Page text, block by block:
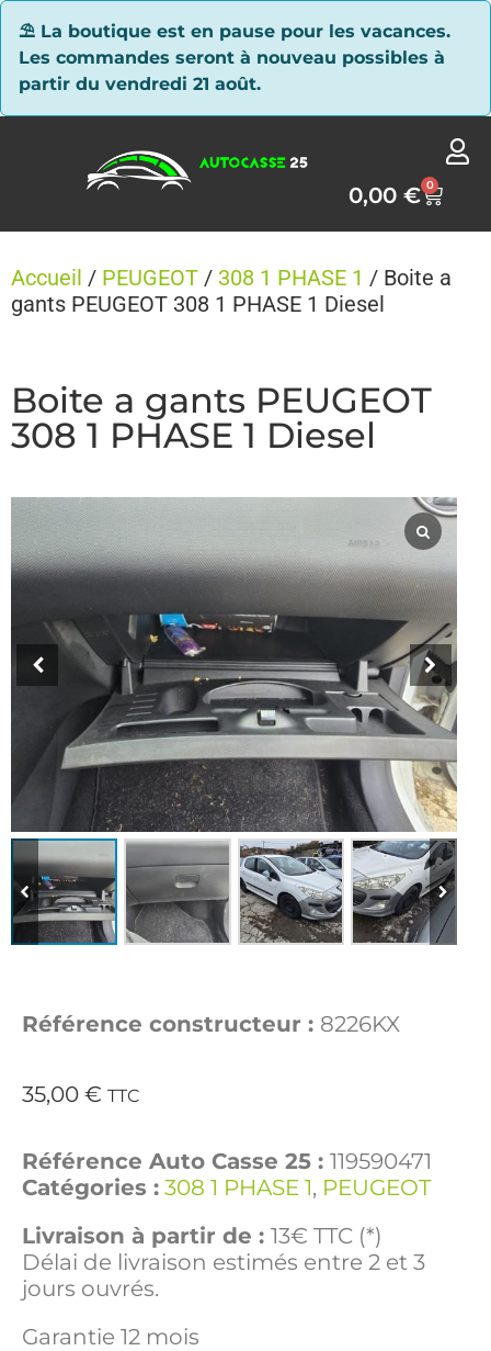
⛱ La boutique est en pause pour les vacances.
Les commandes seront à nouveau possibles à
partir du vendredi 21 août.
0,00€ 0
Accueil / PEUGEOT / 308 1 PHASE 1 / Boite a
gants PEUGEOT 308 1 PHASE 1 Diesel
Boite a gants PEUGEOT
308 1 PHASE 1 Diesel
Référence constructeur : 8226KX
35,00 € TTC
Référence Auto Casse 25 : 119590471
Catégories : 308 1 PHASE 1, PEUGEOT
Livraison à partir de : 13€ TTC (*)
Délai de livraison estimés entre 2 et 3
jours ouvrés.
Garantie 12 mois
Panneau de gestion des cookies